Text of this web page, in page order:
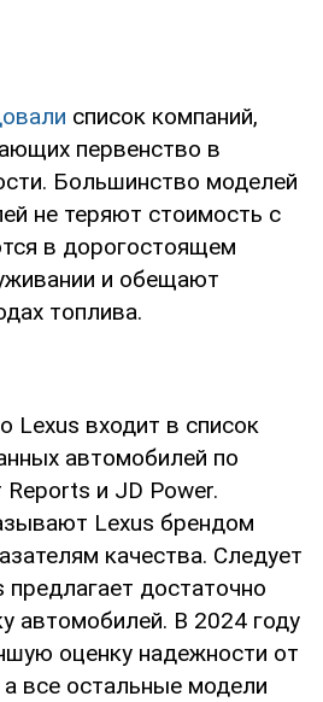
список компаний,
первенство в
Большинство моделей
не теряют стоимость с
в дорогостоящем
и обещают
топлива.
Lexus входит в список
автомобилей по
и JD Power.
Lexus брендом
качества. Следует
предлагает достаточно
автомобилей. В 2024 году
оценку надежности от
все остальные модели